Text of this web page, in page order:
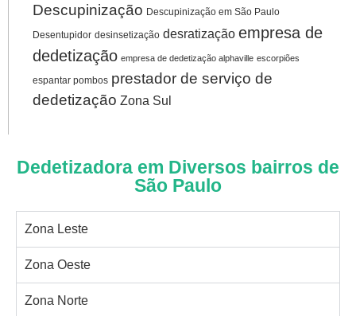
Descupinização Descupinização em São Paulo
Desentupidor desinsetização desratização empresa de
dedetização empresa de dedetização alphaville escorpiões
espantar pombos prestador de serviço de
dedetização Zona Sul
Dedetizadora em Diversos bairros de
São Paulo
Zona Leste
Zona Oeste
Zona Norte